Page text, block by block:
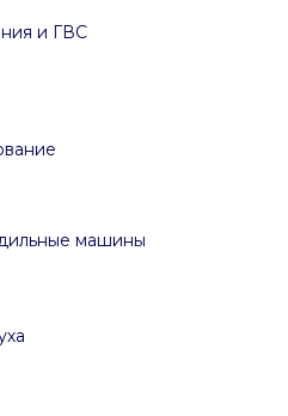
и ГВС
машины